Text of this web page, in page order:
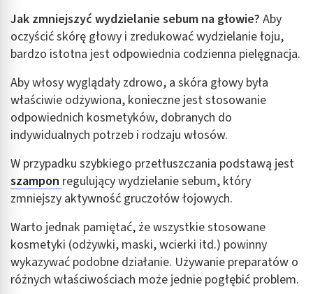
Jak zmniejszyć wydzielanie sebum na głowie? Aby
oczyścić skórę głowy i zredukować wydzielanie łoju,
bardzo istotna jest odpowiednia codzienna pielęgnacja.
Aby włosy wyglądały zdrowo, a skóra głowy była
właściwie odżywiona, konieczne jest stosowanie
odpowiednich kosmetyków, dobranych do
indywidualnych potrzeb i rodzaju włosów.
W przypadku szybkiego przetłuszczania podstawą jest
szampon regulujący wydzielanie sebum, który
zmniejszy aktywność gruczołów łojowych.
Warto jednak pamiętać, że wszystkie stosowane
kosmetyki (odżywki, maski, wcierki itd.) powinny
wykazywać podobne działanie. Używanie preparatów o
różnych właściwościach może jednie pogłębić problem.